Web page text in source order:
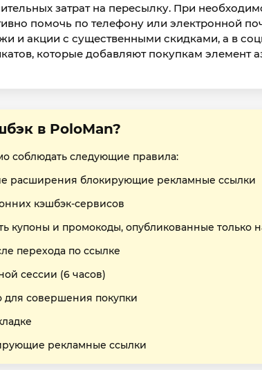
затрат на пересылку. При
помочь по телефону или электронной
и акции с существенными скидками, а в
которые добавляют покупкам элемент
в PoloMan?
соблюдать следующие правила:
расширения блокирующие рекламные ссылки
кэшбэк-сервисов
купоны и промокоды, опубликованные только
перехода по ссылке
сессии (6 часов)
для совершения покупки
рекламные ссылки